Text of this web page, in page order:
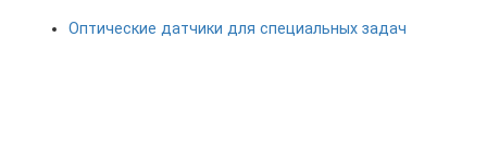
Оптические датчики для специальных задач